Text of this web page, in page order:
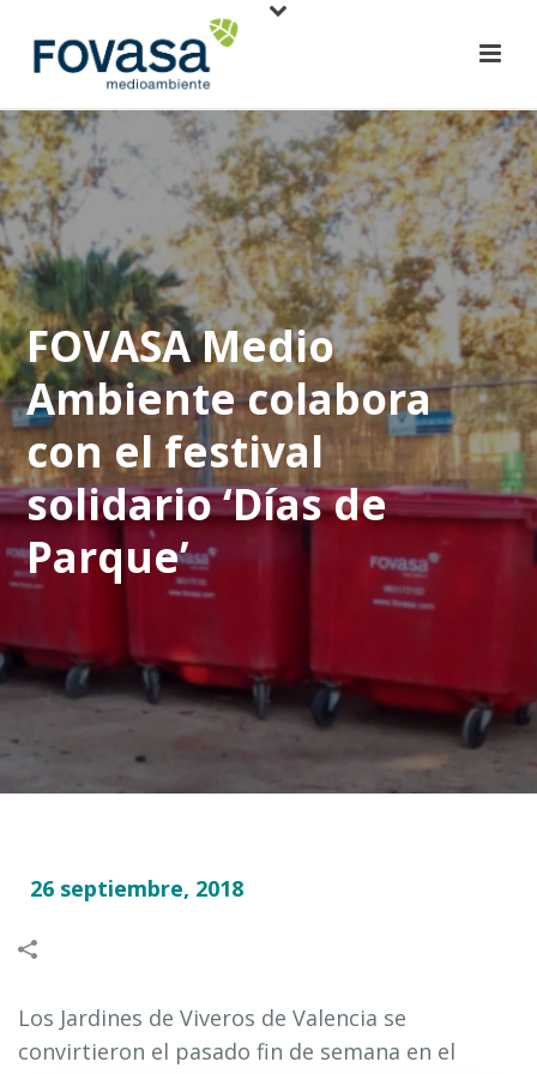
FOVASA Medio
Ambiente colabora
con el festival
solidario ‘Días de
Parque’
26 septiembre, 2018
Los Jardines de Viveros de Valencia se
convirtieron el pasado fin de semana en el